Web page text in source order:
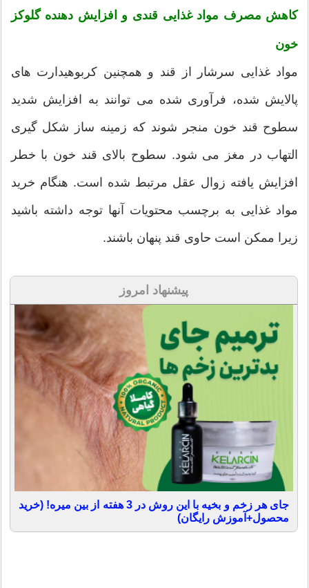
کاهش مصرف مواد غذایی قندی و افزایش دهنده گلوکز
خون
مواد غذایی سرشار از قند و همچنین کربوهیدارت های
پالایش شده، فرآوری شده می توانند به افزایش شدید
سطوح قند خون منجر شوند که زمینه ساز شکل گیری
التهاب در مغز می شود. سطوح بالای قند خون با خطر
افزایش یافته زوال عقل مرتبط شده است. هنگام خرید
مواد غذایی به برچسب محتویات آنها توجه داشته باشید
زیرا ممکن است حاوی قند پنهان باشند.
پیشنهاد امروز
جای هر زخم و بخیه با این روش در 3 هفته از بین میره! (خرید
محصول+آموزش رایگان)